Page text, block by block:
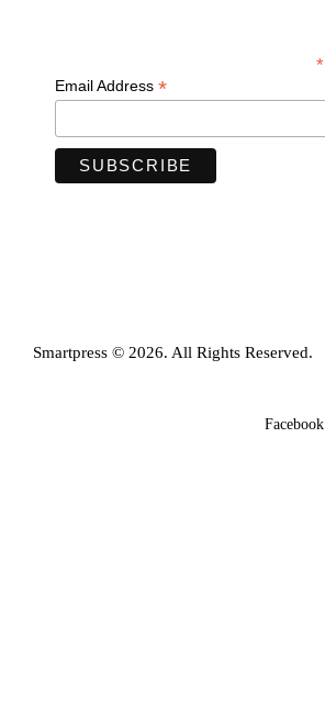
*
Email Address *
Smartpress © 2026. All Rights Reserved.
Facebook